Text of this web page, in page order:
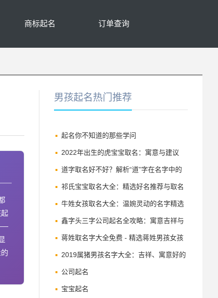
商标起名 订单查询
男孩起名热门推荐
起名你不知道的那些学问
2022年出生的虎宝宝取名：寓意与建议
道字取名好不好？解析“道”字在名字中的
深刻寓意与讲究
祁氏宝宝取名大全：精选好名推荐与取名
技巧
牛姓女孩取名大全：温婉灵动的名字精选
鑫字头三字公司起名全攻略：寓意吉祥与
品牌增值之道
蒋姓取名字大全免费 - 精选蒋姓男孩女孩
名字及寓意解析
2019属猪男孩名字大全：吉祥、寓意好的
名字推荐
公司起名
宝宝起名